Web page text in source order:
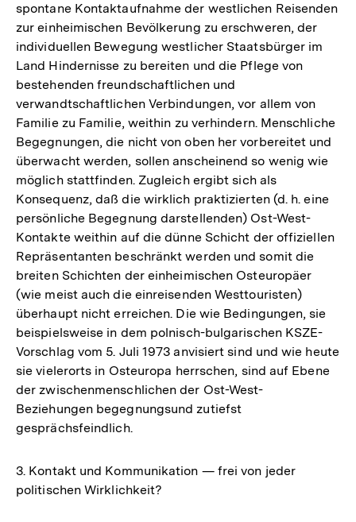
spontane Kontaktaufnahme der westlichen Reisenden
zur einheimischen Bevölkerung zu erschweren, der
individuellen Bewegung westlicher Staatsbürger im
Land Hindernisse zu bereiten und die Pflege von
bestehenden freundschaftlichen und
verwandtschaftlichen Verbindungen, vor allem von
Familie zu Familie, weithin zu verhindern. Menschliche
Begegnungen, die nicht von oben her vorbereitet und
überwacht werden, sollen anscheinend so wenig wie
möglich stattfinden. Zugleich ergibt sich als
Konsequenz, daß die wirklich praktizierten (d. h. eine
persönliche Begegnung darstellenden) Ost-West-
Kontakte weithin auf die dünne Schicht der offiziellen
Repräsentanten beschränkt werden und somit die
breiten Schichten der einheimischen Osteuropäer
(wie meist auch die einreisenden Westtouristen)
überhaupt nicht erreichen. Die wie Bedingungen, sie
beispielsweise in dem polnisch-bulgarischen KSZE-
Vorschlag vom 5. Juli 1973 anvisiert sind und wie heute
sie vielerorts in Osteuropa herrschen, sind auf Ebene
der zwischenmenschlichen der Ost-West-
Beziehungen begegnungsund zutiefst
gesprächsfeindlich.
3. Kontakt und Kommunikation — frei von jeder
politischen Wirklichkeit?